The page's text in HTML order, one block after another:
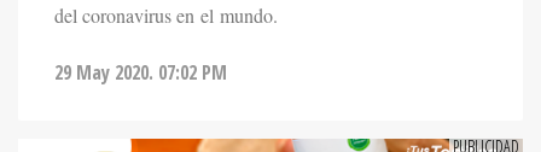
del coronavirus en el mundo.
29 May 2020. 07:02 PM